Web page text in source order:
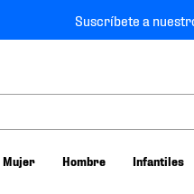
Suscríbete a
Mujer Hombre Infantiles